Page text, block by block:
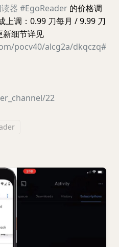
器 #EgoReader 的价格调
上调：0.99 刀每月 / 9.99 刀
新细节详见
pocv40/alcg2a/dkqczq#
22